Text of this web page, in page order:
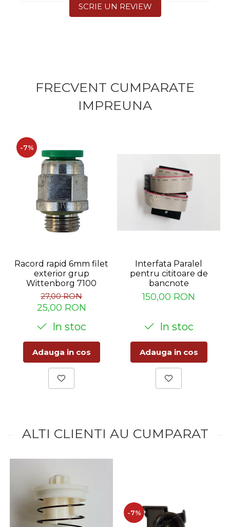
SCRIE UN REVIEW
FRECVENT CUMPARATE
IMPREUNA
-7%
Racord rapid 6mm filet
exterior grup
Wittenborg 7100
27,00 RON
25,00 RON
In stoc
Adauga in cos
Interfata Paralel
pentru cititoare de
bancnote
150,00 RON
In stoc
Adauga in cos
ALTI CLIENTI AU CUMPARAT
-7%